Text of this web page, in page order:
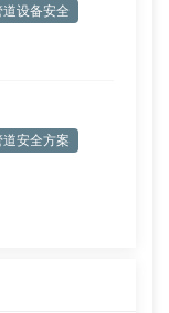
设备安全
安全方案